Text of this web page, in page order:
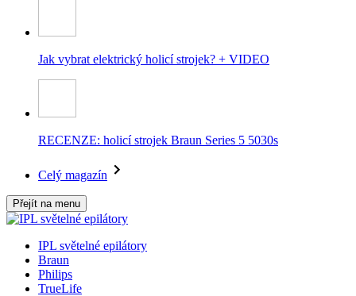
Jak vybrat elektrický holicí strojek? + VIDEO
RECENZE: holicí strojek Braun Series 5 5030s
Celý magazín
Přejít na menu
IPL světelné epilátory
Braun
Philips
TrueLife